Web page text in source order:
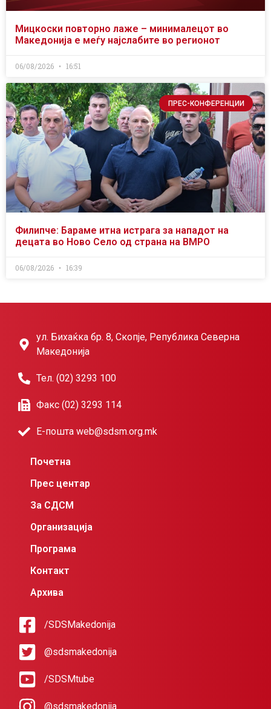
Мицкоски повторно лаже – минималецот во
Македонија е меѓу најслабите во регионот
06/08/2026 16:51
ПРЕС-КОНФЕРЕНЦИИ
Филипче: Бараме итна истрага за нападот на
децата во Ново Село од страна на ВМРО
06/08/2026 16:39
ул. Бихаќка бр. 8, Скопје, Република Северна
Македонија
Тел. (02) 3293 100
Факс (02) 3293 114
Е-пошта web@sdsm.org.mk
Почетна
Прес центар
За СДСМ
Организација
Програма
Контакт
Архива
/SDSMakedonija
@sdsmakedonija
/SDSMtube
@sdsmakedonija